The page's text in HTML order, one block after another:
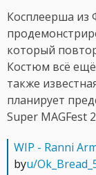
Косплеерша
который
Костюм всё
также
планирует
Super MAGFest
WIP - Ranni
byu/